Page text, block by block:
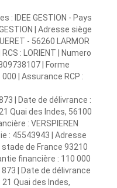
: IDEE GESTION - Pays
| Adresse siège
- 56260 LARMOR
: LORIENT | Numero
| Forme
| Assurance RCP :
| Date de délivrance :
Quai des Indes, 56100
: VERSPIEREN
: 45543943 | Adresse
de France 93210
financière : 110 000
873 | Date de délivrance
Quai des Indes,